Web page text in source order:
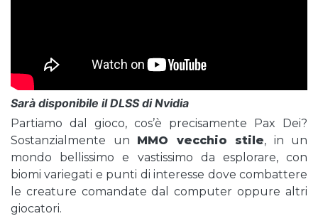
Sarà disponibile il DLSS di Nvidia
Partiamo dal gioco, cos’è precisamente Pax Dei?
Sostanzialmente un MMO vecchio stile, in un
mondo bellissimo e vastissimo da esplorare, con
biomi variegati e punti di interesse dove combattere
le creature comandate dal computer oppure altri
giocatori.